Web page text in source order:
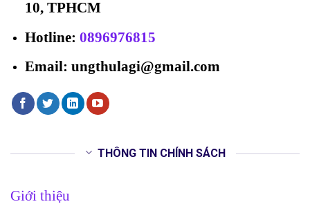
10, TPHCM
Hotline: 0896976815
Email: ungthulagi@gmail.com
THÔNG TIN CHÍNH SÁCH
Giới thiệu